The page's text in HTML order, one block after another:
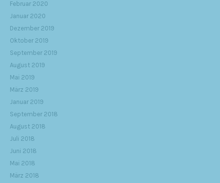
Februar 2020
Januar 2020
Dezember 2019
Oktober 2019
September 2019
August 2019
Mai 2019
März 2019
Januar 2019
September 2018
August 2018
Juli 2018
Juni 2018
Mai 2018
März 2018